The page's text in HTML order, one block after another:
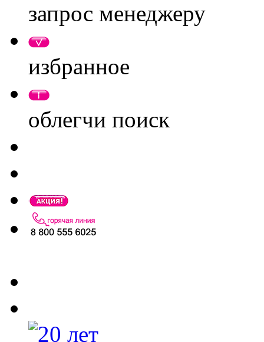
запрос менеджеру
избранное
облегчи поиск